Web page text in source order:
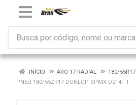
INÍCIO ARO 17 RADIAL
180/55R17
PNEU 180/55ZR17 DUNLOP SPMX D214F T